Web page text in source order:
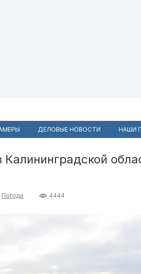
ДЕЛОВЫЕ НОВОСТИ НАШИ
Погода 4444